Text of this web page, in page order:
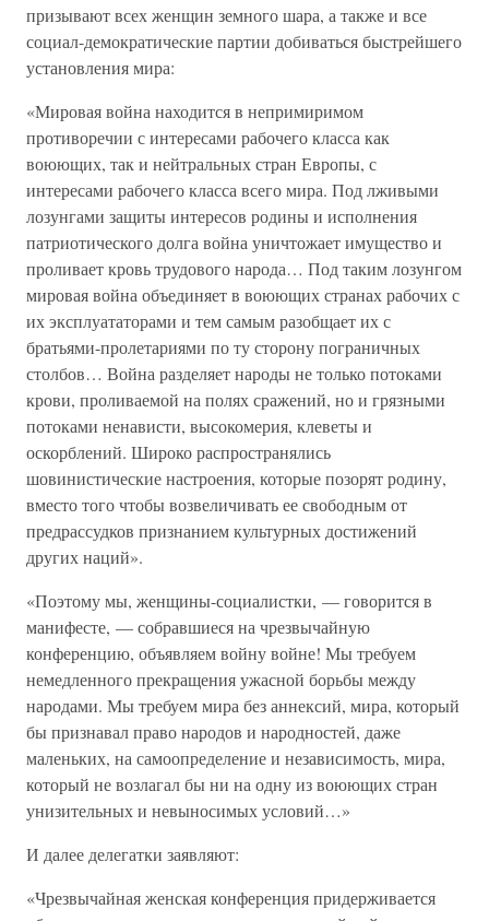
призывают всех женщин земного шара, а также и все
социал-демократические партии добиваться быстрейшего
установления мира:
«Мировая война находится в непримиримом
противоречии с интересами рабочего класса как
воюющих, так и нейтральных стран Европы, с
интересами рабочего класса всего мира. Под лживыми
лозунгами защиты интересов родины и исполнения
патриотического долга война уничтожает имущество и
проливает кровь трудового народа… Под таким лозунгом
мировая война объединяет в воюющих странах рабочих с
их эксплуататорами и тем самым разобщает их с
братьями-пролетариями по ту сторону пограничных
столбов… Война разделяет народы не только потоками
крови, проливаемой на полях сражений, но и грязными
потоками ненависти, высокомерия, клеветы и
оскорблений. Широко распространялись
шовинистические настроения, которые позорят родину,
вместо того чтобы возвеличивать ее свободным от
предрассудков признанием культурных достижений
других наций».
«Поэтому мы, женщины-социалистки, — говорится в
манифесте, — собравшиеся на чрезвычайную
конференцию, объявляем войну войне! Мы требуем
немедленного прекращения ужасной борьбы между
народами. Мы требуем мира без аннексий, мира, который
бы признавал право народов и народностей, даже
маленьких, на самоопределение и независимость, мира,
который не возлагал бы ни на одну из воюющих стран
унизительных и невыносимых условий…»
И далее делегатки заявляют:
«Чрезвычайная женская конференция придерживается